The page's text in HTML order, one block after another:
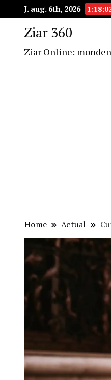
J. aug. 6th, 2026
Ziar 360
Ziar Online:
Home Actual